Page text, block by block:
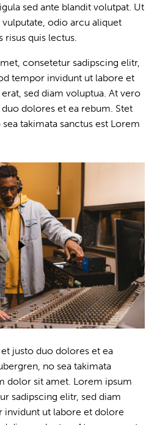
sed ante blandit volutpat. Ut
odio arcu aliquet
risus quis lectus.
consetetur sadipscing elitr,
tempor invidunt ut labore et
sed diam voluptua. At vero
dolores et ea rebum. Stet
takimata sanctus est Lorem
justo duo dolores et ea
no sea takimata
dolor sit amet. Lorem ipsum
sadipscing elitr, sed diam
ut labore et dolore